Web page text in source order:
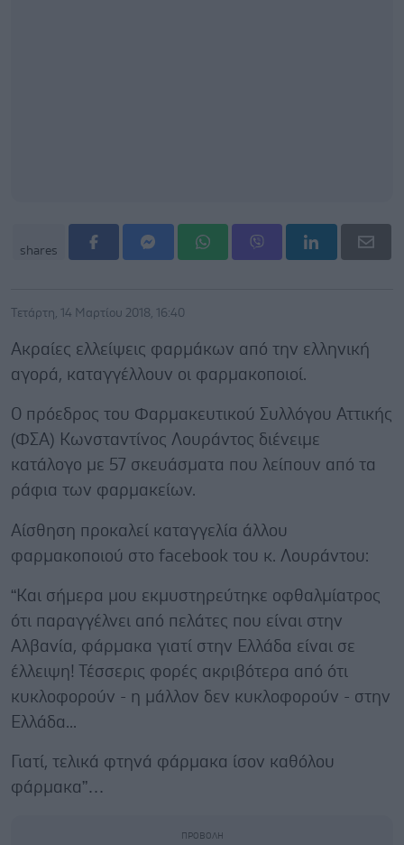
shares
Τετάρτη, 14 Μαρτίου 2018, 16:40
Ακραίες ελλείψεις φαρμάκων από την ελληνική
αγορά, καταγγέλλουν οι φαρμακοποιοί.
Ο πρόεδρος του Φαρμακευτικού Συλλόγου Αττικής
(ΦΣΑ) Κωνσταντίνος Λουράντος διένειμε
κατάλογο με 57 σκευάσματα που λείπουν από τα
ράφια των φαρμακείων.
Αίσθηση προκαλεί καταγγελία άλλου
φαρμακοποιού στο facebook του κ. Λουράντου:
“Και σήμερα μου εκμυστηρεύτηκε οφθαλμίατρος
ότι παραγγέλνει από πελάτες που είναι στην
Αλβανία, φάρμακα γιατί στην Ελλάδα είναι σε
έλλειψη! Τέσσερις φορές ακριβότερα από ότι
κυκλοφορούν - η μάλλον δεν κυκλοφορούν - στην
Ελλάδα...
Γιατί, τελικά φτηνά φάρμακα ίσον καθόλου
φάρμακα”…